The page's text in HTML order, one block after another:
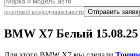
политикой конфиденциальности
BMW X7 Белый 15.08.25